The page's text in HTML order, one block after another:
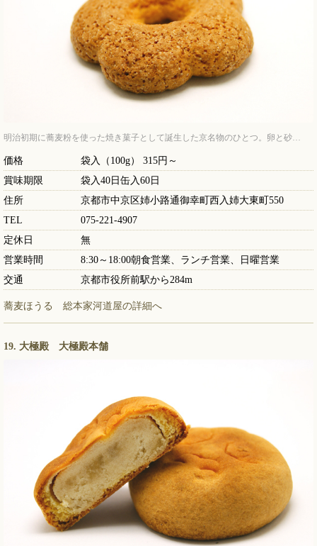
明治初期に蕎麦粉を使った焼き菓子として誕生した京名物のひとつ。卵と砂…
価格
袋入（100g） 315円～
賞味期限
袋入40日缶入60日
住所
京都市中京区姉小路通御幸町西入姉大東町550
TEL
075-221-4907
定休日
無
営業時間
8:30～18:00朝食営業、ランチ営業、日曜営業
交通
京都市役所前駅から284m
蕎麦ほうる 総本家河道屋の詳細へ
19. 大極殿 大極殿本舗